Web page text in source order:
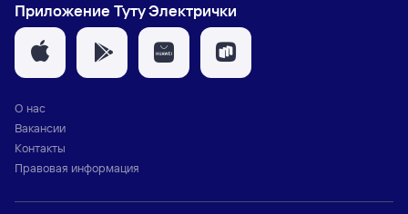
Приложение Туту Электрички
О нас
Вакансии
Контакты
Правовая информация